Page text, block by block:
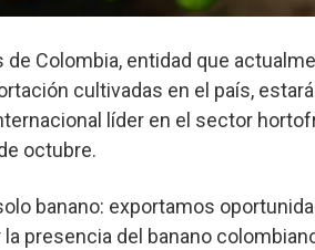
Colombia, entidad que
cultivadas en el país,
líder en el sector
octubre.
banano: exportamos
presencia del banano